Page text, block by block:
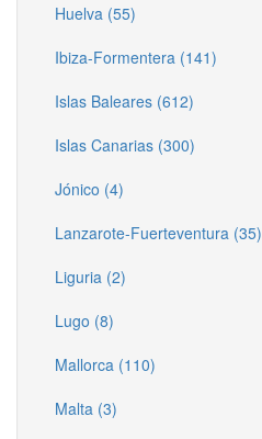
Huelva (55)
Ibiza-Formentera (141)
Islas Baleares (612)
Islas Canarias (300)
Jónico (4)
Lanzarote-Fuerteventura (35)
Liguria (2)
Lugo (8)
Mallorca (110)
Malta (3)